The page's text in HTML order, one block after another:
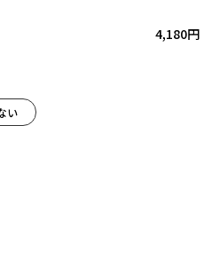
4,180円
い